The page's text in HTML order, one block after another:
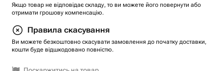
Якщо товар не відповідає складу, то ви можете його повернути або
отримати грошову компенсацію.
Правила скасування
Ви можете безкоштовно скасувати замовлення до початку доставки,
кошти буде відшкодовано повністю.